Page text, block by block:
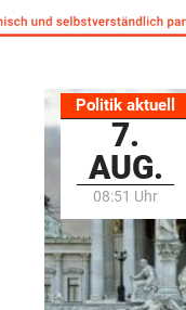
Politik aktuell
7.
AUG.
08:51 Uhr
Alle